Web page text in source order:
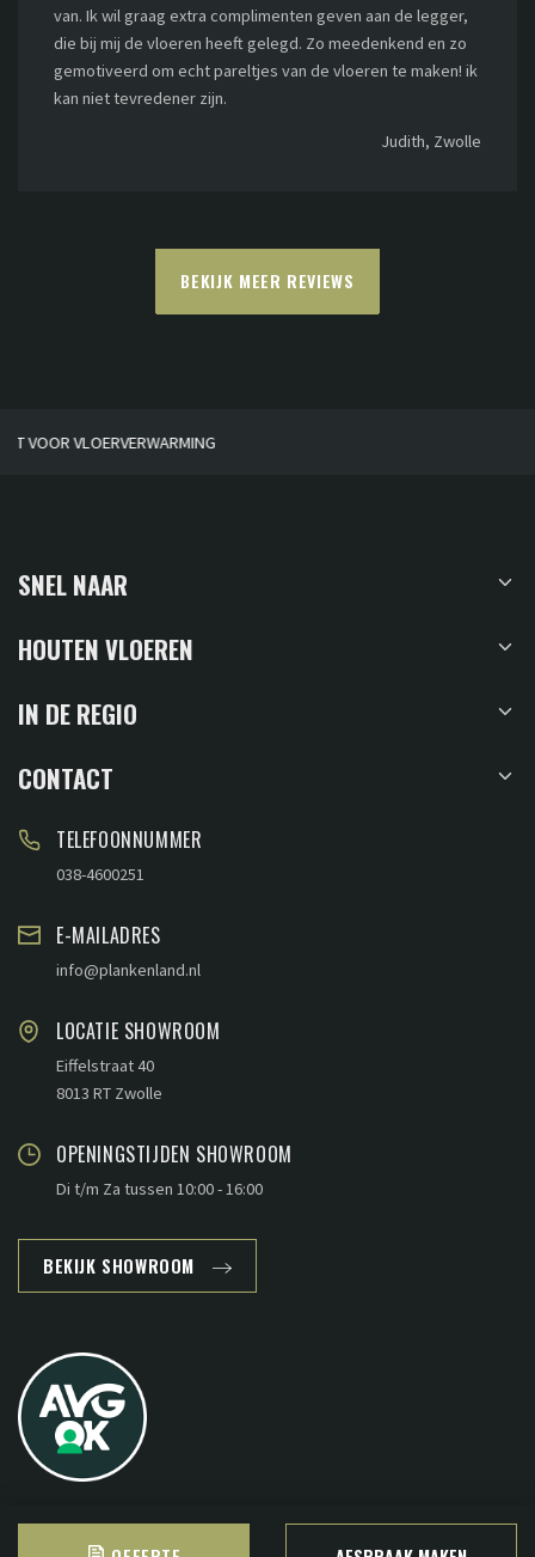
van. Ik wil graag extra complimenten geven aan de legger,
die bij mij de vloeren heeft gelegd. Zo meedenkend en zo
gemotiveerd om echt pareltjes van de vloeren te maken! ik
kan niet tevredener zijn.
Judith, Zwolle
BEKIJK MEER REVIEWS
SNEL NAAR
HOUTEN VLOEREN
IN DE REGIO
CONTACT
TELEFOONNUMMER
038-4600251
E-MAILADRES
info@plankenland.nl
LOCATIE SHOWROOM
Eiffelstraat 40
8013 RT Zwolle
OPENINGSTIJDEN SHOWROOM
Di t/m Za tussen 10:00 - 16:00
BEKIJK SHOWROOM